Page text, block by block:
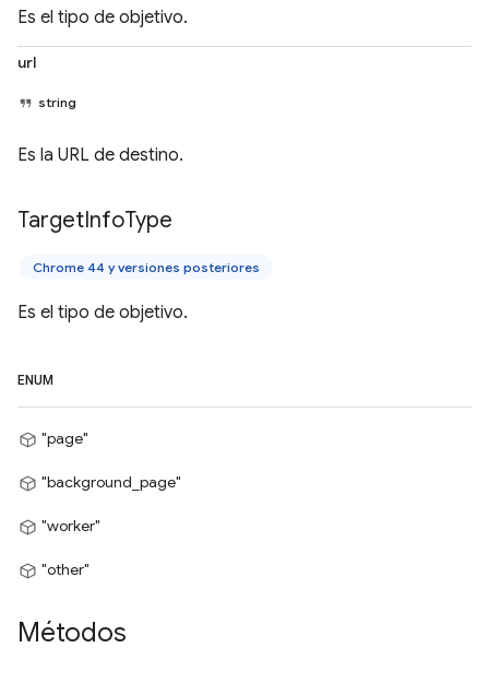
Es el tipo de objetivo.
url
string
Es la URL de destino.
TargetInfoType
Chrome 44 y versiones posteriores
Es el tipo de objetivo.
ENUM
"page"
"background_page"
"worker"
"other"
Métodos